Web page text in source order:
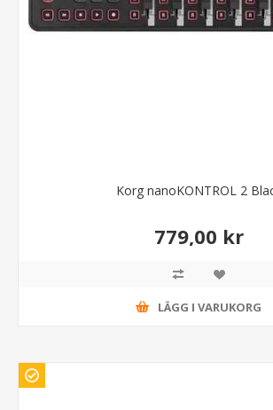
Korg nanoKONTROL 2
779,00 kr
LÄGG I VARUKORG